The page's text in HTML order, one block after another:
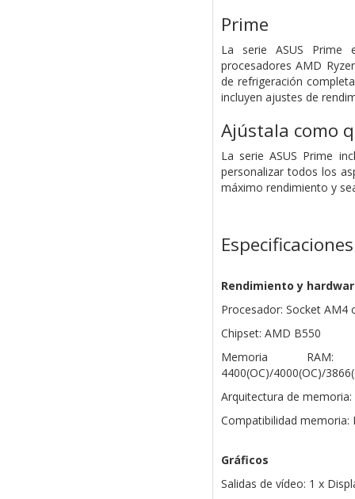
Prime
La serie ASUS Prime
procesadores AMD
de refrigeración
incluyen ajustes de
Ajústala como
La serie ASUS Prime
personalizar todos los
máximo rendimiento y
Especificaciones
Rendimiento y
Procesador: Socket AM4
Chipset: AMD B550
Memoria
4400(OC)/4000(OC)/
Arquitectura de
Compatibilidad memoria:
Gráficos
Salidas de vídeo: 1 x